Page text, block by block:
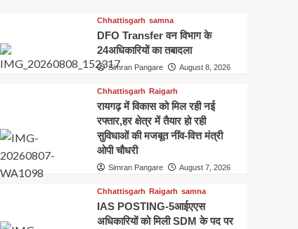
पुनर्नियुक्ति,शासन ने जारी की
स्वीकृति
Education samna
MBA करने के बाद कर सकते हैं
बना सकते हैं कैरियर
Chhattisgarh
Education
samna
छत्तीसगढ़ के स्कूलों में अब गूंजेंगे
राष्ट्रगान,राज्यगीत और भोजन
कड़े निर्देश
Chhattisgarh Education
samna
Chhattisgarh samna
DFO Transfer वन विभाग के
24अधिकारियों का तबादला
Simran Pangare August 8, 2026
Chhattisgarh Raigarh
रायगढ़ में विकास को मिल रही नई
रफ्तार,हर क्षेत्र में तैयार हो रही
सुविधाओं की मजबूत नींव-वित्त मंत्री
ओपी चौधरी
Simran Pangare August 7, 2026
Chhattisgarh Raigarh samna
IAS POSTING-5आईएएस
अधिकारियों को मिली SDM के पद पर